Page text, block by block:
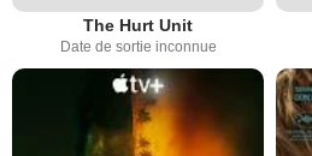
The Hurt Unit
Date de sortie inconnue